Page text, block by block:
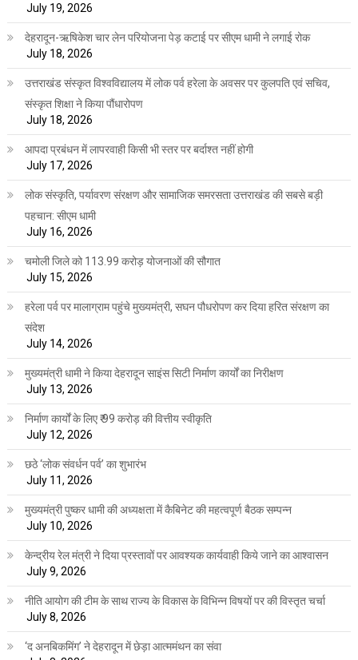
July 19, 2026
देहरादून-ऋषिकेश चार लेन परियोजना पेड़ कटाई पर सीएम धामी ने लगाई रोक
July 18, 2026
उत्तराखंड संस्कृत विश्वविद्यालय में लोक पर्व हरेला के अवसर पर कुलपति एवं सचिव,
संस्कृत शिक्षा ने किया पौंधारोपण
July 18, 2026
आपदा प्रबंधन में लापरवाही किसी भी स्तर पर बर्दाश्त नहीं होगी
July 17, 2026
लोक संस्कृति, पर्यावरण संरक्षण और सामाजिक समरसता उत्तराखंड की सबसे बड़ी
पहचान: सीएम धामी
July 16, 2026
चमोली जिले को 113.99 करोड़ योजनाओं की सौगात
July 15, 2026
हरेला पर्व पर मालाग्राम पहुंचे मुख्यमंत्री, सघन पौधरोपण कर दिया हरित संरक्षण का
संदेश
July 14, 2026
मुख्यमंत्री धामी ने किया देहरादून साइंस सिटी निर्माण कार्यों का निरीक्षण
July 13, 2026
निर्माण कार्यों के लिए ₹ 99 करोड़ की वित्तीय स्वीकृति
July 12, 2026
छठे ‘लोक संवर्धन पर्व’ का शुभारंभ
July 11, 2026
मुख्यमंत्री पुष्कर धामी की अध्यक्षता में कैबिनेट की महत्वपूर्ण बैठक सम्पन्न
July 10, 2026
केन्द्रीय रेल मंत्री ने दिया प्रस्तावों पर आवश्यक कार्यवाही किये जाने का आश्वासन
July 9, 2026
नीति आयोग की टीम के साथ राज्य के विकास के विभिन्न विषयों पर की विस्तृत चर्चा
July 8, 2026
‘द अनबिकमिंग’ ने देहरादून में छेड़ा आत्ममंथन का संवा